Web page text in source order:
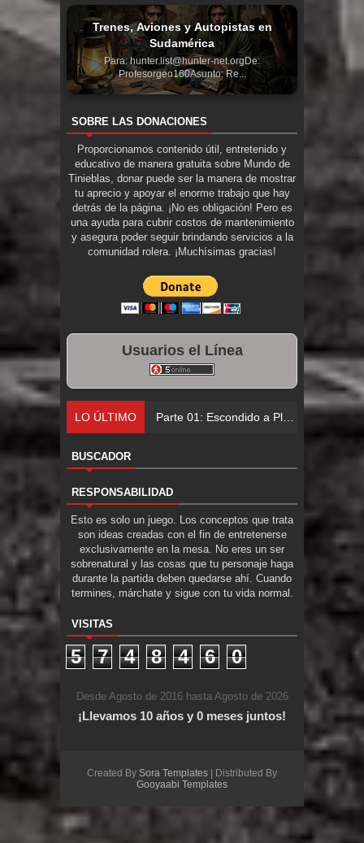
Trenes, Aviones y Autopistas en
Sudamérica
Para: hunter.list@hunter-net.orgDe:
Profesorgeo160Asunto: Re...
SOBRE LAS DONACIONES
Proporcionamos contenido útil, entretenido y
educativo de manera gratuita sobre Mundo de
Tinieblas, donar puede ser la manera de mostrar
tu aprecio y apoyar el enorme trabajo que hay
detrás de la página. ¡No es obligación! Pero es
una ayuda para cubrir costos de mantenimiento
y asegura poder seguir brindando servicios a la
comunidad rolera. ¡Muchísimas gracias!
Usuarios el Línea
LO ÚLTIMO Par
BUSCADOR
RESPONSABILIDAD
Esto es solo un juego. Los conceptos que trata
son ideas creadas con el fin de entretenerse
exclusivamente en la mesa. No eres un ser
sobrenatural y las cosas que tu personaje haga
durante la partida deben quedarse ahí. Cuando
termines, márchate y sigue con tu vida normal.
VISITAS
5 7 4 8 4 6 0
Desde Agosto de 2016 hasta Agosto de 2026
¡Llevamos 10 años y 0 meses juntos!
Created By Sora Templates | Distributed By
Gooyaabi Templates